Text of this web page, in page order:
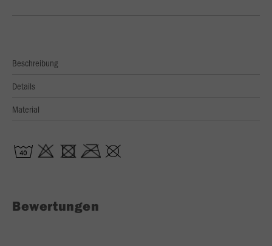
Beschreibung
Details
Material
Bewertungen